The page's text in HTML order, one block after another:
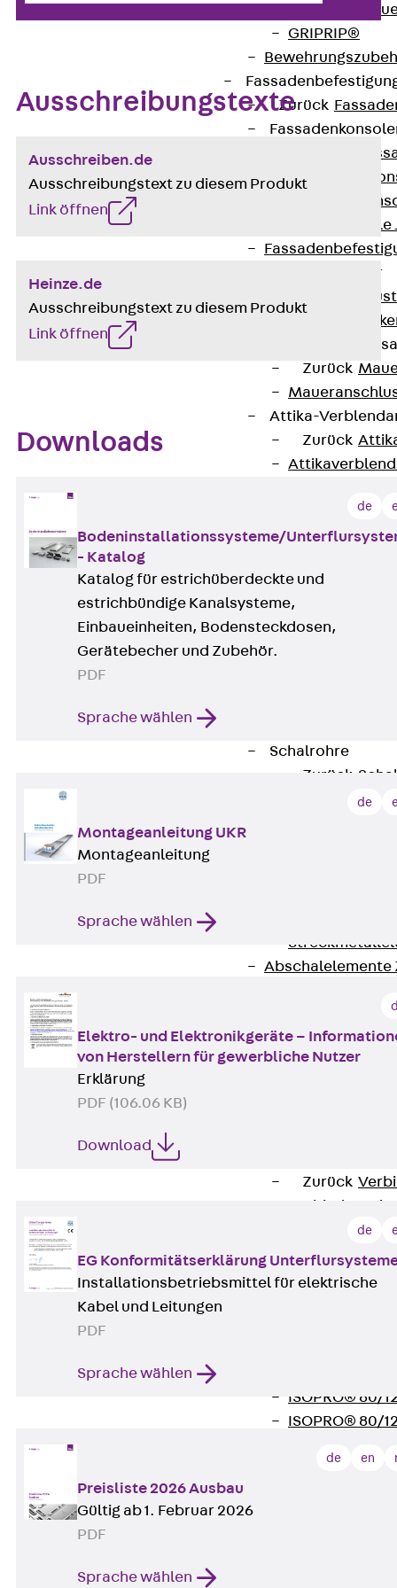
GRIPRIP®
Zurück
Winkelkonsole
Brüstungsanker
Zurück
Attika-
Zurück
Windpost JWP
Zurück
Zurück
Schalrohre
Zurück
RAPIDOBAT®
Abschalelemente
Zurück
Dorne
Zurück
Wärmedämmung
Zurück
ISOPRO® 80/
ISOPRO® 80/
Digitale Lösungen
Ausschreibungstexte
Ausschreiben.de
Ausschreibungstext zu diesem Produkt
Link öffnen
Heinze.de
Ausschreibungstext zu diesem Produkt
Link öffnen
Downloads
de
Bodeninstallationssysteme/
- Katalog
Katalog für estrichüberdeckte und
estrichbündige Kanalsysteme,
Einbaueinheiten, Bodensteckdosen,
Gerätebecher und Zubehör.
PDF
Sprache wählen
de
Montageanleitung UKR
Montageanleitung
PDF
Sprache wählen
Elektro- und Elektronikgeräte –
von Herstellern für gewerbliche Nutzer
Erklärung
PDF (106.06 KB)
Download
de
EG Konformitätserklärung
Installationsbetriebsmittel für elektrische
Kabel und Leitungen
PDF
Sprache wählen
de en
Preisliste 2026 Ausbau
Gültig ab 1. Februar 2026
PDF
Sprache wählen